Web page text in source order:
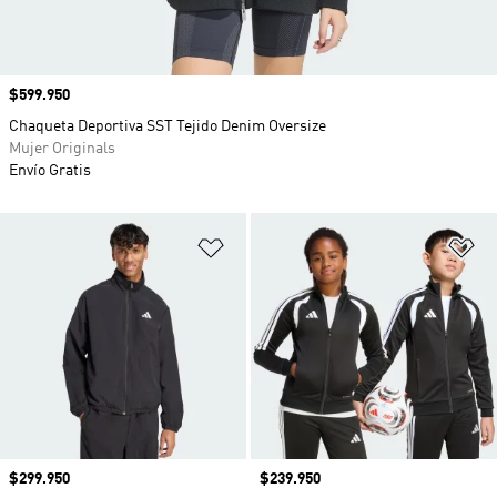
Añadir a la lista de deseos
Precio
$299.950
Precio
$239.950
Precio
$599.950
Chaqueta Deportiva SST Tejido Denim Oversize
Mujer Originals
Envío Gratis